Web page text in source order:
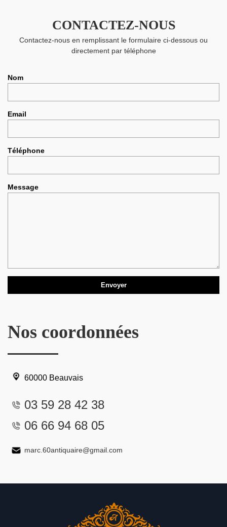
CONTACTEZ-NOUS
Contactez-nous en remplissant le formulaire ci-dessous ou
directement par téléphone
Nom
Email
Téléphone
Message
Nos coordonnées
60000 Beauvais
03 59 28 42 38
06 66 94 68 05
marc.60antiquaire@gmail.com